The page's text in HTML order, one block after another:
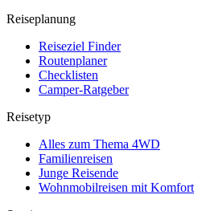
Reiseplanung
Reiseziel Finder
Routenplaner
Checklisten
Camper-Ratgeber
Reisetyp
Alles zum Thema 4WD
Familienreisen
Junge Reisende
Wohnmobilreisen mit Komfort